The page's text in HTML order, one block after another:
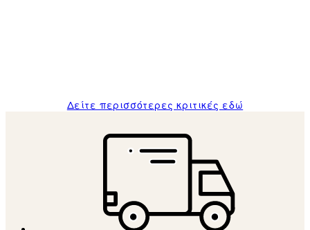
Δείτε περισσότερες κριτικές εδώ